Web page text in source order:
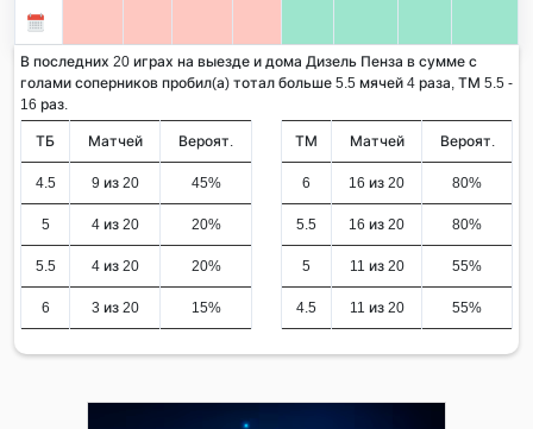
В последних 20 играх на выезде и дома Дизель Пенза в сумме с
голами соперников пробил(а) тотал больше 5.5 мячей 4 раза, ТМ 5.5 -
16 раз.
ТБ Матчей Вероят.
4.5 9 из 20 45%
5 4 из 20 20%
5.5 4 из 20 20%
6 3 из 20 15%
ТМ Матчей Вероят.
6 16 из 20 80%
5.5 16 из 20 80%
5 11 из 20 55%
4.5 11 из 20 55%